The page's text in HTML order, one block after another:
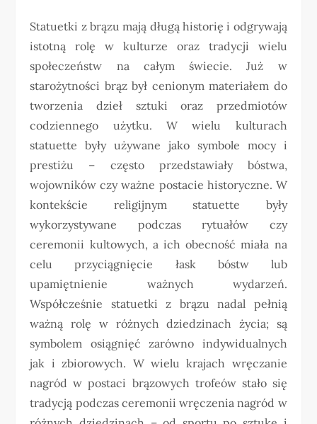
Statuetki z brązu mają długą historię i odgrywają
istotną rolę w kulturze oraz tradycji wielu
społeczeństw na całym świecie. Już w
starożytności brąz był cenionym materiałem do
tworzenia dzieł sztuki oraz przedmiotów
codziennego użytku. W wielu kulturach
statuette były używane jako symbole mocy i
prestiżu – często przedstawiały bóstwa,
wojowników czy ważne postacie historyczne. W
kontekście religijnym statuette były
wykorzystywane podczas rytuałów czy
ceremonii kultowych, a ich obecność miała na
celu przyciągnięcie łask bóstw lub
upamiętnienie ważnych wydarzeń.
Współcześnie statuetki z brązu nadal pełnią
ważną rolę w różnych dziedzinach życia; są
symbolem osiągnięć zarówno indywidualnych
jak i zbiorowych. W wielu krajach wręczanie
nagród w postaci brązowych trofeów stało się
tradycją podczas ceremonii wręczenia nagród w